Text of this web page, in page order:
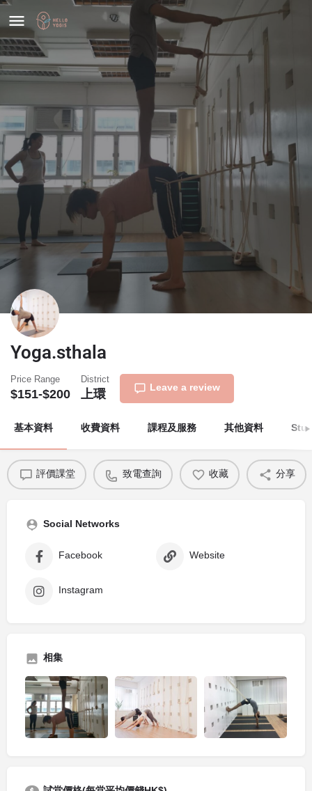
Yoga.sthala
Price Range
$151-$200
District
上環 Leave a review
基本資料 收費資料 課程及服務 其他資料
評價課堂 致電查詢 收藏 分享
Social Networks
Facebook Website
Instagram
相集